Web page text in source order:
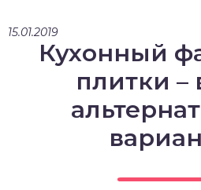
15.01.2019
Кухонный
плитки –